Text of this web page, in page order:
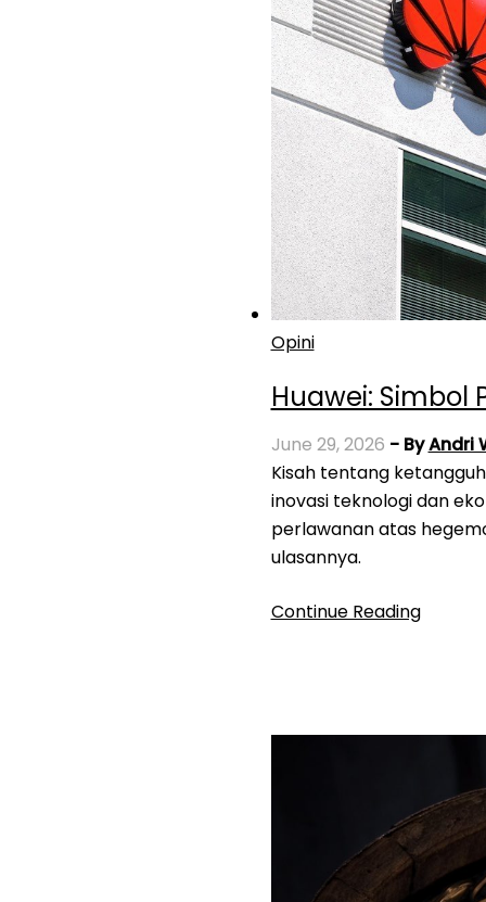
Opini
Huawei: Simbol
June 29, 2026 - ByAndri
Kisah tentang ketangguhan dan keberhasilan Huawei ini bukan sekedar kisah persaingan
inovasi teknologi dan
perlawanan atas
ulasannya.
Continue Reading